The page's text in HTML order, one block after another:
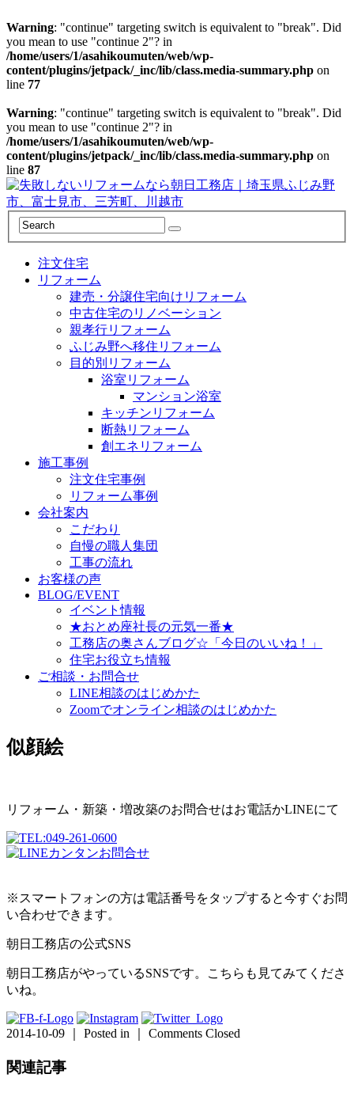
Warning: "continue" targeting switch is equivalent to "break". Did
you mean to use "continue 2"? in
/home/users/1/asahikoumuten/web/wp-
content/plugins/jetpack/_inc/lib/class.media-summary.php on
line 77
Warning: "continue" targeting switch is equivalent to "break". Did
you mean to use "continue 2"? in
/home/users/1/asahikoumuten/web/wp-
content/plugins/jetpack/_inc/lib/class.media-summary.php on
line 87
注文住宅
リフォーム
建売・分譲住宅向けリフォーム
中古住宅のリノベーション
親孝行リフォーム
ふじみ野へ移住リフォーム
目的別リフォーム
浴室リフォーム
マンション浴室
キッチンリフォーム
断熱リフォーム
創エネリフォーム
施工事例
注文住宅事例
リフォーム事例
会社案内
こだわり
自慢の職人集団
工事の流れ
お客様の声
BLOG/EVENT
イベント情報
★おとめ座社長の元気一番★
工務店の奥さんブログ☆「今日のいいね！」
住宅お役立ち情報
ご相談・お問合せ
LINE相談のはじめかた
Zoomでオンライン相談のはじめかた
似顔絵
リフォーム・新築・増改築のお問合せはお電話かLINEにて
※スマートフォンの方は電話番号をタップすると今すぐお問
い合わせできます。
朝日工務店の公式SNS
朝日工務店がやっているSNSです。こちらも見てみてくださ
いね。
2014-10-09 ｜ Posted in ｜ Comments Closed
関連記事